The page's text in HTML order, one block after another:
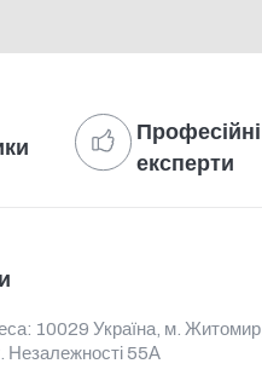
Професійні
експерти
10029 Україна, м. Житомир,
Незалежності 55А